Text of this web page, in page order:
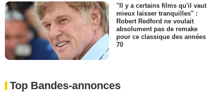
"Il y a certains films qu'il vaut
mieux laisser tranquilles" :
Robert Redford ne voulait
absolument pas de remake
pour ce classique des années
70
Top Bandes-annonces